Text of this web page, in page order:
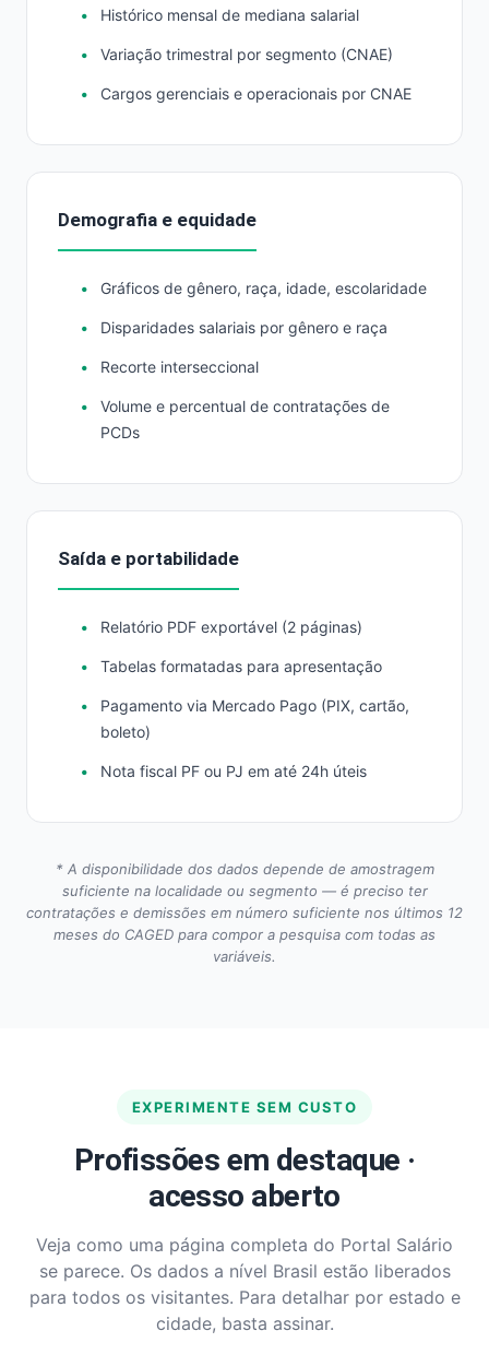
Histórico mensal de mediana salarial
Variação trimestral por segmento (CNAE)
Cargos gerenciais e operacionais por CNAE
Demografia e equidade
Gráficos de gênero, raça, idade, escolaridade
Disparidades salariais por gênero e raça
Recorte interseccional
Volume e percentual de contratações de
PCDs
Saída e portabilidade
Relatório PDF exportável (2 páginas)
Tabelas formatadas para apresentação
Pagamento via Mercado Pago (PIX, cartão,
boleto)
Nota fiscal PF ou PJ em até 24h úteis
* A disponibilidade dos dados depende de amostragem
suficiente na localidade ou segmento — é preciso ter
contratações e demissões em número suficiente nos últimos 12
meses do CAGED para compor a pesquisa com todas as
variáveis.
EXPERIMENTE SEM CUSTO
Profissões em destaque ·
acesso aberto
Veja como uma página completa do Portal Salário
se parece. Os dados a nível Brasil estão liberados
para todos os visitantes. Para detalhar por estado e
cidade, basta assinar.